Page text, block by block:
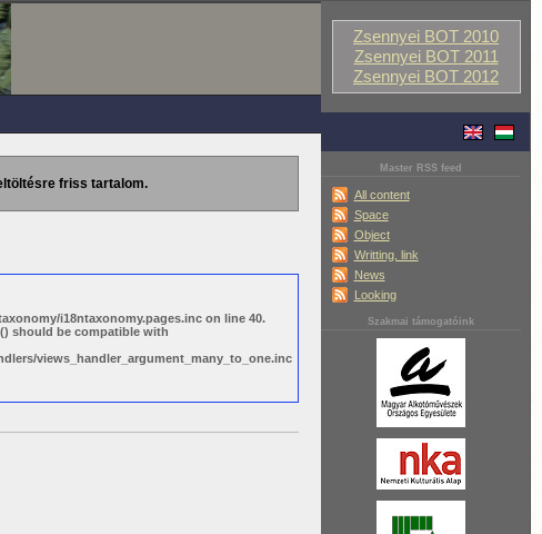
Zsennyei BOT 2010
Zsennyei BOT 2011
Zsennyei BOT 2012
Master RSS feed
All content
Space
Object
Writting, link
News
Looking
Szakmai támogatóink
friss tartalom.
i18ntaxonomy.pages.inc on line 40.
should be compatible with
views_handler_argument_many_to_one.inc